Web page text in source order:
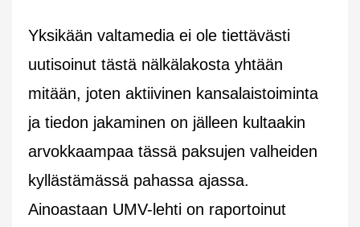
Yksikään valtamedia ei ole tiettävästi
uutisoinut tästä nälkälakosta yhtään
mitään, joten aktiivinen kansalaistoiminta
ja tiedon jakaminen on jälleen kultaakin
arvokkaampaa tässä paksujen valheiden
kyllästämässä pahassa ajassa.
Ainoastaan UMV-lehti on raportoinut